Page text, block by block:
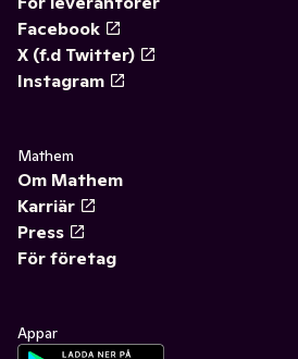
Facebook
X (f.d Twitter)
Instagram
Mathem
Om Mathem
Karriär
Press
För företag
Appar